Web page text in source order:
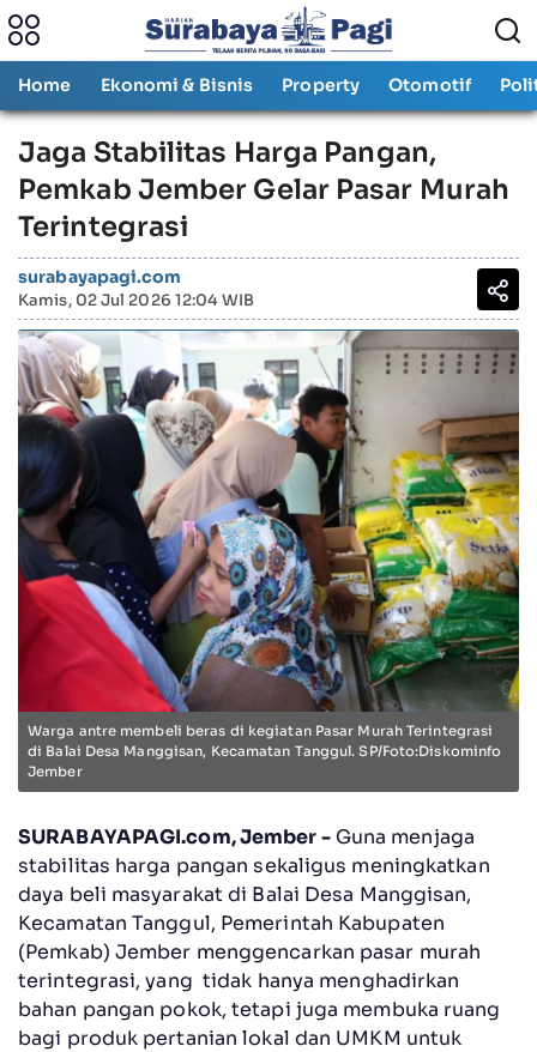
Home Ekonomi & Bisnis Property Otomotif
Jaga Stabilitas Harga Pangan,
Pemkab Jember Gelar Pasar Murah
Terintegrasi
surabayapagi.com
Kamis, 02 Jul 2026 12:04 WIB
Warga antre membeli beras di kegiatan Pasar Murah Terintegrasi
di Balai Desa Manggisan, Kecamatan Tanggul. SP/Foto:Diskominfo
Jember
SURABAYAPAGI.com, Jember -Guna menjaga
stabilitas harga pangan sekaligus meningkatkan
daya beli masyarakat di Balai Desa Manggisan,
Kecamatan Tanggul, Pemerintah Kabupaten
(Pemkab) Jember menggencarkan pasar murah
terintegrasi, yang tidak hanya menghadirkan
bahan pangan pokok, tetapi juga membuka ruang
bagi produk pertanian lokal dan UMKM untuk